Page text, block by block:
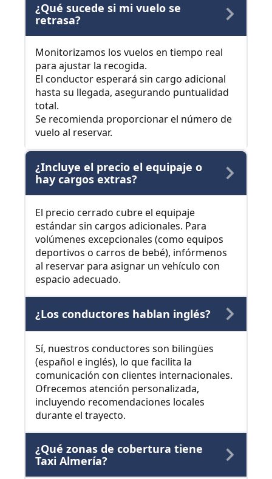
¿Qué sucede si mi vuelo se
retrasa?
Monitorizamos los vuelos en tiempo real
para ajustar la recogida.
El conductor esperará sin cargo adicional
hasta su llegada, asegurando puntualidad
total.
Se recomienda proporcionar el número de
vuelo al reservar.
¿Incluye el precio el equipaje o
hay cargos extras?
El precio cerrado cubre el equipaje
estándar sin cargos adicionales. Para
volúmenes excepcionales (como equipos
deportivos o carros de bebé), infórmenos
al reservar para asignar un vehículo con
espacio adecuado.
¿Los conductores hablan inglés?
Sí, nuestros conductores son bilingües
(español e inglés), lo que facilita la
comunicación con clientes internacionales.
Ofrecemos atención personalizada,
incluyendo recomendaciones locales
durante el trayecto.
¿Qué zonas de cobertura tiene
Taxi Almería?